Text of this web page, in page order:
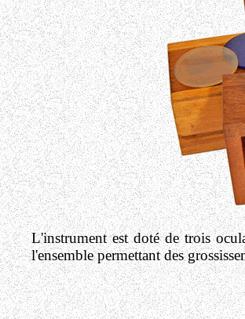
L'instrument est doté de trois
l'ensemble permettant des